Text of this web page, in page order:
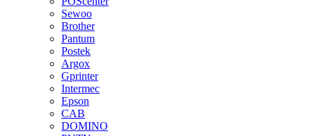
Sewoo
Brother
Pantum
Postek
Argox
Gprinter
Intermec
Epson
CAB
DOMINO